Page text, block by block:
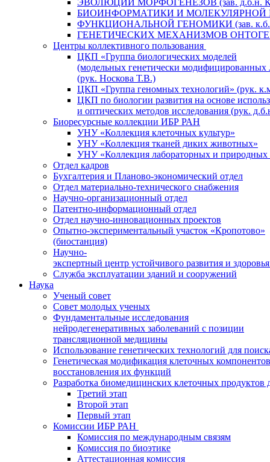
ЭВОЛЮЦИИ МОРФОГЕНЕЗОВ (зав. д.б.н.
БИОИНФОРМАТИКИ И МОЛЕКУЛЯРНОЙ
ФУНКЦИОНАЛЬНОЙ ГЕНОМИКИ (зав.
ГЕНЕТИЧЕСКИХ МЕХАНИЗМОВ
Центры коллективного пользования
ЦКП «Группа биологических моделей
(модельных генетически
(рук. Носкова Т.В.)
ЦКП «Группа геномных технологий» (рук.
ЦКП по биологии развития на основе
и оптических методов исследования (рук.
Биоресурсные коллекции ИБР РАН
УНУ «Коллекция клеточных культур»
УНУ «Коллекция тканей диких животных»
УНУ «Коллекция лабораторных и природных
Отдел кадров
Бухгалтерия и Планово-экономический отдел
Отдел материально-технического снабжения
Научно-организационный отдел
Патентно-информационный отдел
Отдел научно-инновационных проектов
Опытно-экспериментальный участок «Кропотово»
(биостанция)
Научно-
экспертный центр устойчивого развития и
Служба эксплуатации зданий и сооружений
Наука
Ученый совет
Совет молодых ученых
Фундаментальные исследования
нейродегенеративных заболеваний с позиции
трансляционной медицины
Использование генетических технологий для
Генетическая модификация клеточных
восстановления их функций
Разработка биомедицинских клеточных продуктов
Третий этап
Второй этап
Первый этап
Комиссии ИБР РАН
Комиссия по международным связям
Комиссия по биоэтике
Аттестационная комиссия